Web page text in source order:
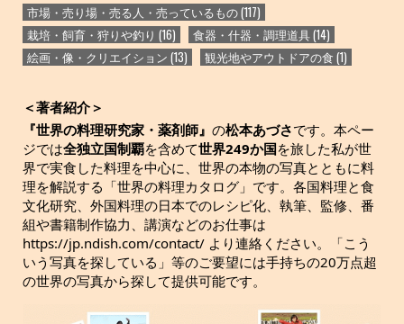
市場・売り場・売る人・売っているもの(117)
栽培・飼育・狩りや釣り (16) 食器・什器・調理道具(14)
絵画・像・クリエイション (13) 観光地やアウトドアの食 (1)
＜著者紹介＞
『世界の料理研究家・薬剤師』の松本あづさです。本ペー
ジでは全独立国制覇を含めて世界249か国を旅した私が世
界で実食した料理を中心に、世界の本物の写真とともに料
理を解説する「世界の料理カタログ」です。各国料理と食
文化研究、外国料理の日本でのレシピ化、執筆、監修、番
組や書籍制作協力、講演などのお仕事は
https://jp.ndish.com/contact/ より連絡ください。「こう
いう写真を探している」等のご要望には手持ちの20万点超
の世界の写真から探して提供可能です。